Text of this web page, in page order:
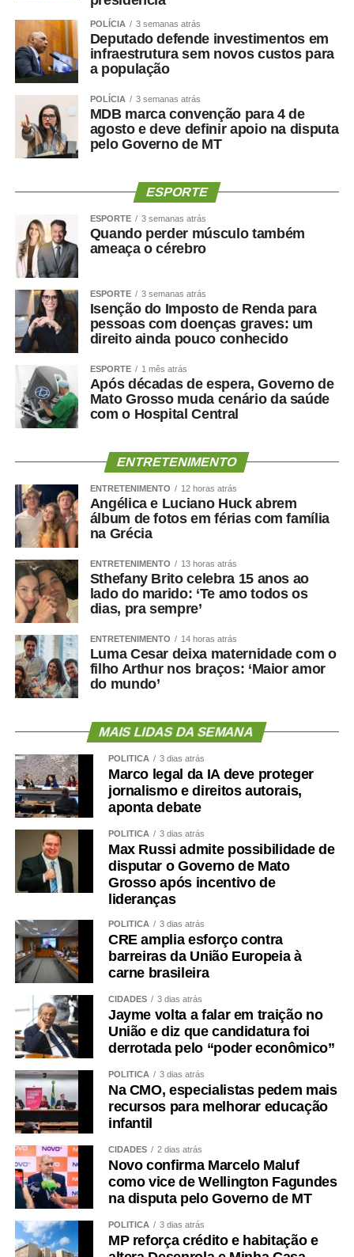
POLÍCIA 3 semanas atrás
Deputado defende investimentos em
infraestrutura sem novos custos para
a população
POLÍCIA 3 semanas atrás
MDB marca convenção para 4 de
agosto e deve definir apoio na disputa
pelo Governo de MT
ESPORTE
ESPORTE 3 semanas atrás
Quando perder músculo também
ameaça o cérebro
ESPORTE 3 semanas atrás
Isenção do Imposto de Renda para
pessoas com doenças graves: um
direito ainda pouco conhecido
ESPORTE 1 mês atrás
Após décadas de espera, Governo de
Mato Grosso muda cenário da saúde
com o Hospital Central
ENTRETENIMENTO
ENTRETENIMENTO 12 horas atrás
Angélica e Luciano Huck abrem
álbum de fotos em férias com família
na Grécia
ENTRETENIMENTO 13 horas atrás
Sthefany Brito celebra 15 anos ao
lado do marido: ‘Te amo todos os
dias, pra sempre’
ENTRETENIMENTO 14 horas atrás
Luma Cesar deixa maternidade com o
filho Arthur nos braços: ‘Maior amor
do mundo’
MAIS LIDAS DA SEMANA
POLÍTICA 3 dias atrás
Marco legal da IA deve proteger
jornalismo e direitos autorais,
aponta debate
POLÍTICA 3 dias atrás
Max Russi admite possibilidade de
disputar o Governo de Mato
Grosso após incentivo de
lideranças
POLÍTICA 3 dias atrás
CRE amplia esforço contra
barreiras da União Europeia à
carne brasileira
CIDADES 3 dias atrás
Jayme volta a falar em traição no
União e diz que candidatura foi
derrotada pelo “poder econômico”
POLÍTICA 3 dias atrás
Na CMO, especialistas pedem mais
recursos para melhorar educação
infantil
CIDADES 2 dias atrás
Novo confirma Marcelo Maluf
como vice de Wellington Fagundes
na disputa pelo Governo de MT
POLÍTICA 3 dias atrás
MP reforça crédito e habitação e